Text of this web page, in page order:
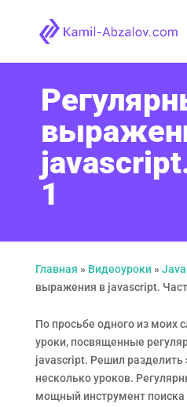
1
Главная » Видеоуроки »
выражения в javascript.
По просьбе одного из моих
уроки, посвященные
javascript. Решил разделить
несколько уроков.
мощный инструмент поиска